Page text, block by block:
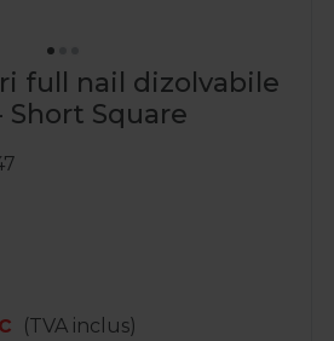
full nail dizolvabile
Square
(TVA inclus)